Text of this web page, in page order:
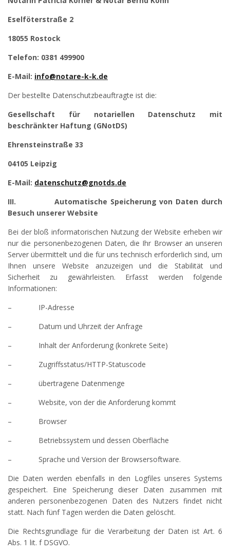
Eselföterstraße 2
18055 Rostock
Telefon: 0381 499900
E-Mail: info@notare-k-k.de
Der bestellte Datenschutzbeauftragte ist die:
Gesellschaft für notariellen Datenschutz mit
beschränkter Haftung (GNotDS)
Ehrensteinstraße 33
04105 Leipzig
E-Mail: datenschutz@gnotds.de
III. Automatische Speicherung von Daten durch
Besuch unserer Website
Bei der bloß informatorischen Nutzung der Website erheben wir
nur die personenbezogenen Daten, die Ihr Browser an unseren
Server übermittelt und die für uns technisch erforderlich sind, um
Ihnen unsere Website anzuzeigen und die Stabilität und
Sicherheit zu gewährleisten. Erfasst werden folgende
Informationen:
– IP-Adresse
– Datum und Uhrzeit der Anfrage
– Inhalt der Anforderung (konkrete Seite)
– Zugriffsstatus/HTTP-Statuscode
– übertragene Datenmenge
– Website, von der die Anforderung kommt
– Browser
– Betriebssystem und dessen Oberfläche
– Sprache und Version der Browsersoftware.
Die Daten werden ebenfalls in den Logfiles unseres Systems
gespeichert. Eine Speicherung dieser Daten zusammen mit
anderen personenbezogenen Daten des Nutzers findet nicht
statt. Nach fünf Tagen werden die Daten gelöscht.
Die Rechtsgrundlage für die Verarbeitung der Daten ist Art. 6
Abs. 1 lit. f DSGVO.